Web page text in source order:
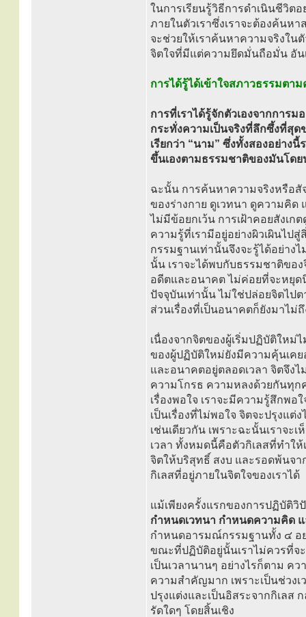
ในการเรียนรู้วิธีการดำเนินชีวิต
ภายในตัวเราซึ่งเราจะต้องค้น
จะช่วยให้เราค้นหาความจริงใน
จิตใจที่มีแต่ความยึดมั่นถือมั่น อัน
การได้รู้ได้เข้าใจสภาวธรรมตา
การที่เราได้รู้จักตัวเองจากการ
กระทั่งความเป็นจริงที่ลึกซึ้งที่สุด
เรียกว่า “นาม” ซึ่งทั้งสองอย่าง
ขึ้นเองตามธรรมชาติของมันโดย
ฉะนั้น การค้นหาความจริงหรือสั
ของร่างกาย ดูเวทนา ดูความคิ
ไม่มีข้อยกเว้น การเฝ้าคอยสังเก
ความรู้ที่เรามีอยู่อย่างผิวเผินไปสู่
กรรมฐานเท่านั้นจึงจะรู้ได้อย่า
นั้น เราจะได้พบกับธรรมชาติขอ
อดีตและอนาคต ไม่ค่อยที่จะหยุ
ปัจจุบันเท่านั้น ไม่ใช่ปล่อยจิตไปต
ส่วนเรื่องที่เป็นอนาคตก็ยังมาไม่ถึ
เนื่องจากจิตของผู้เริ่มปฏิบัติใหม่
ของผู้ปฏิบัติใหม่ยังมีความคุ้นเค
และอนาคตอยู่ตลอดเวลา จิตจึง
ความโกรธ ความหลงด้วยกันทุ
เรื่องพอใจ เราจะมีความรู้สึกพ
เป็นเรื่องที่ไม่พอใจ จิตจะปรุงแ
เช่นเดียวกัน เพราะฉะนั้นเราจะ
เวลา ทั้งหมดนี้คือตัวกิเลสที่ทำใ
จิตให้บริสุทธิ์ สงบ และรอดพ้นจ
กิเลสที่อยู่ภายในจิตใจของเราได้
แม้เพียงครั้งแรกของการปฏิบัติ
กำหนดเวทนา กำหนดความคิด
กำหนดอารมณ์กรรมฐานทั้ง ๔ อ
ขณะที่ปฏิบัติอยู่นั้นเราไม่ควรที่จะ
เป็นเวลานานๆ อย่างไรก็ตาม ค
ความสำคัญมาก เพราะเป็นช่วง
ปรุงแต่งและเป็นอิสระจากกิเลส
รัดใดๆ โดยสิ้นเชิง